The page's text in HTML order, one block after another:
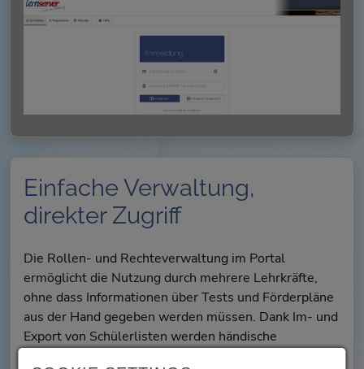
Einfache Verwaltung,
direkter Zugriff
Die Rollen- und Rechteverwaltung im Portal
ermöglicht die Nutzung durch mehrere Lehrkräfte,
ohne dass Informationen über Tests und Förderpläne
aus der Hand gegeben werden müssen. Dank Im- und
Export von Schülerlisten werden händische